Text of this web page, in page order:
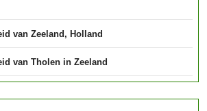
van Zeeland, Holland
van Tholen in Zeeland